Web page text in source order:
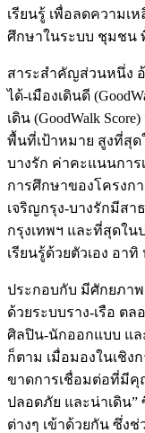
เรียนรู้ เพื่อลดความเ
ศึกษาในระบบ ชุมชน
สาระสำคัญส่วนหนึ่ง อ้
ได้-เมืองเดินดี
เดิน (GoodWalk
พื้นที่เป้าหมาย สูงที่สุด
บางรัก ค่าคะแนนกา
การศึกษาของโครงก
เจริญกรุง-บางรักมีส
กรุงเทพฯ และที่สุดใน
เรียนรู้ด้วยตัวเอง อ
ประกอบกับ มีศักยภาพ
ด้วยระบบราง-เรือ ต
ศิลปิน-นักออกแบบ แล
ก็ตาม เมื่อมองในเชิง
ขาดการเชื่อมต่อที่มีคุ
ปลอดภัย และน่าเดิน
ต่างๆ เข้าด้วยกัน ซึ่งช่